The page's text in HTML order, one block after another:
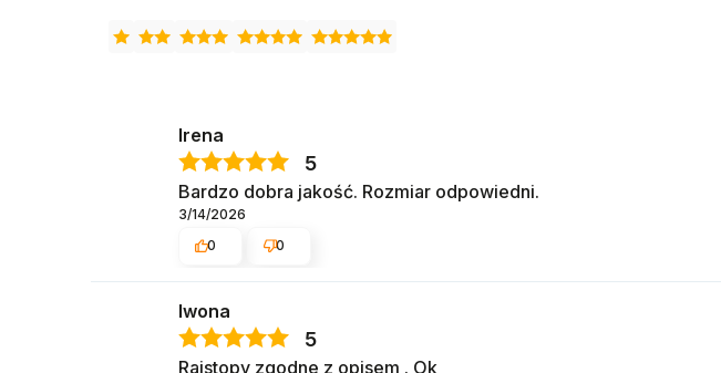
Irena
5
Bardzo dobra jakość. Rozmiar odpowiedni.
3/14/2026
0
0
Iwona
5
Rajstopy zgodne z opisem . Ok